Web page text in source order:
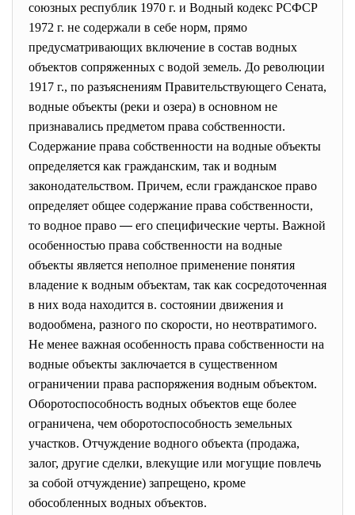
союзных республик 1970 г. и Водный кодекс РСФСР
1972 г. не содержали в себе норм, прямо
предусматривающих включение в состав водных
объектов сопряженных с водой земель. До революции
1917 г., по разъяснениям Правительствующего Сената,
водные объекты (реки и озера) в основном не
признавались предметом права собственности.
Содержание права собственности на водные объекты
определяется как гражданским, так и водным
законодательством. Причем, если гражданское право
определяет общее содержание права собственности,
то водное право — его специфические черты. Важной
особенностью права собственности на водные
объекты является неполное применение понятия
владение к водным объектам, так как сосредоточенная
в них вода находится в. состоянии движения и
водообмена, разного по скорости, но неотвратимого.
Не менее важная особенность права собственности на
водные объекты заключается в существенном
ограничении права распоряжения водным объектом.
Оборотоспособность водных объектов еще более
ограничена, чем оборотоспособность земельных
участков. Отчуждение водного объекта (продажа,
залог, другие сделки, влекущие или могущие повлечь
за собой отчуждение) запрещено, кроме
обособленных водных объектов.